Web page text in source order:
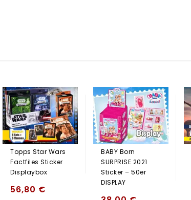
Topps Star Wars
Factfiles Sticker
Displaybox
56,80 €
BABY Born
SURPRISE 2021
Sticker – 50er
DISPLAY